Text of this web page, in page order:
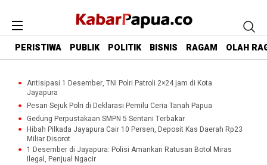
PERISTIWA PUBLIK POLITIK BISNIS RAGAM OLAH
Antisipasi 1 Desember, TNI Polri Patroli 2×24 jam di Kota
Jayapura
Pesan Sejuk Polri di Deklarasi Pemilu Ceria Tanah Papua
Gedung Perpustakaan SMPN 5 Sentani Terbakar
Hibah Pilkada Jayapura Cair 10 Persen, Deposit Kas Daerah Rp23
Miliar Disorot
1 Desember di Jayapura: Polisi Amankan Ratusan Botol Miras
Ilegal, Penjual Ngacir